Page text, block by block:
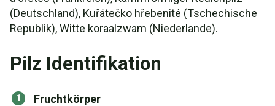
(Deutschland), Kuřátečko hřebenité (Tschechische
Republik), Witte koraalzwam (Niederlande).
Pilz Identifikation
Fruchtkörper